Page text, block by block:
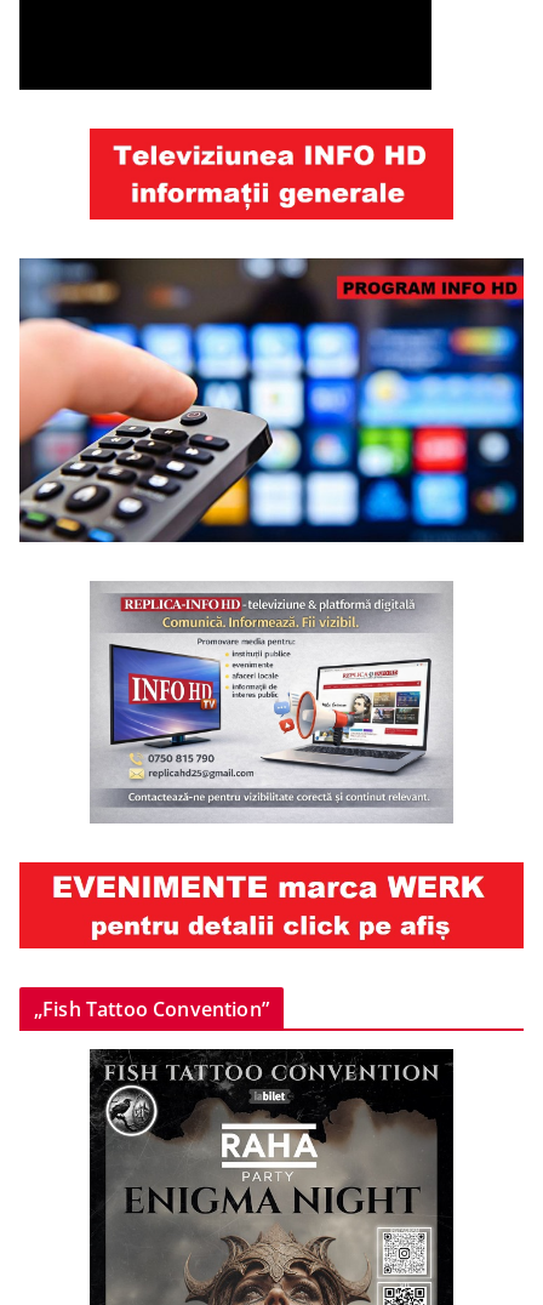
„Fish Tattoo Convention”